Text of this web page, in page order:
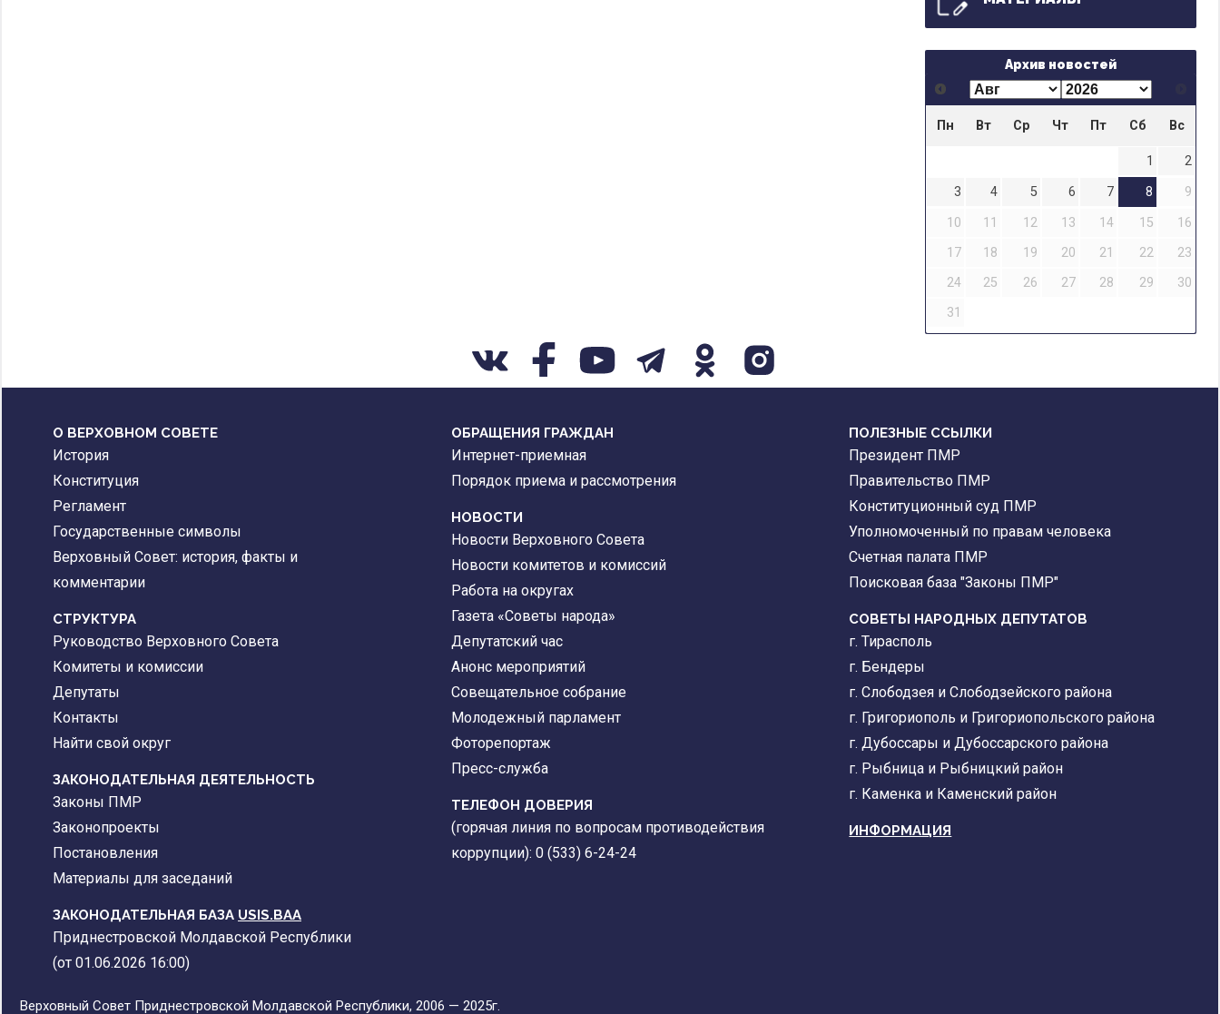
Архив новостей
Пн Вт Ср Чт Пт Сб Вс
1
2
3
4 5 6 7 8
9
10
11 12 13 14 15
16
17
18 19 20 21 22
23
24
25 26 27 28 29
30
31
О ВЕРХОВНОМ СОВЕТЕ
История
Конституция
Регламент
Государственные символы
Верховный Совет: история, факты и
комментарии
CТРУКТУРА
Руководство Верховного Совета
Комитеты и комиссии
Депутаты
Контакты
Найти свой округ
ЗАКОНОДАТЕЛЬНАЯ ДЕЯТЕЛЬНОСТЬ
Законы ПМР
Законопроекты
Постановления
Материалы для заседаний
ЗАКОНОДАТЕЛЬНАЯ БАЗА USIS.BAA
Приднестровской Молдавской Республики
(от 01.06.2026 16:00)
ОБРАЩЕНИЯ ГРАЖДАН
Интернет-приемная
Порядок приема и рассмотрения
НОВОСТИ
Новости Верховного Совета
Новости комитетов и комиссий
Работа на округах
Газета «Советы народа»
Депутатский час
Анонс мероприятий
Совещательное собрание
Молодежный парламент
Фоторепортаж
Пресс-служба
ТЕЛЕФОН ДОВЕРИЯ
(горячая линия по вопросам противодействия
коррупции): 0 (533) 6-24-24
ПОЛЕЗНЫЕ ССЫЛКИ
Президент ПМР
Правительство ПМР
Конституционный суд ПМР
Уполномоченный по правам человека
Счетная палата ПМР
Поисковая база "Законы ПМР"
СОВЕТЫ НАРОДНЫХ ДЕПУТАТОВ
г. Тирасполь
г. Бендеры
г. Слободзея и Слободзейского района
г. Григориополь и Григориопольского района
г. Дубоссары и Дубоссарского района
г. Рыбница и Рыбницкий район
г. Каменка и Каменский район
ИНФОРМАЦИЯ
Верховный Совет Приднестровской Молдавской Республики, 2006 — 2025г.